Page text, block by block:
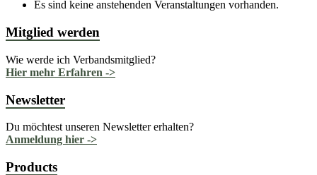
Es sind keine anstehenden Veranstaltungen vorhanden.
Mitglied werden
Wie werde ich Verbandsmitglied?
Hier mehr Erfahren ->
Newsletter
Du möchtest unseren Newsletter erhalten?
Anmeldung hier ->
Products